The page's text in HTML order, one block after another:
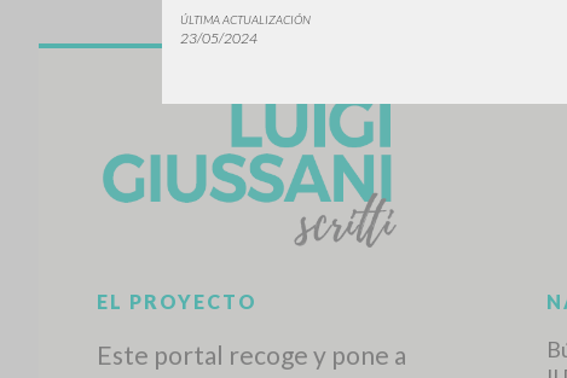
ÚLTIMA ACTUALIZACIÓN
23/05/2024
TIPOLOGÍA